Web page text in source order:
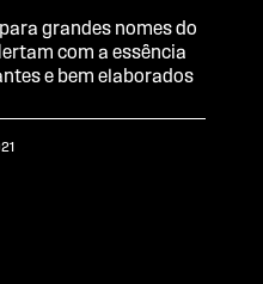
grandes nomes do
com a essência
e bem elaborados